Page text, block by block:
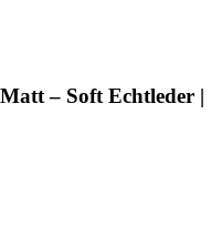
– Soft Echtleder |